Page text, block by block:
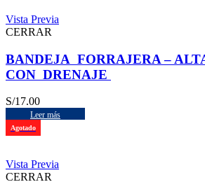
Vista Previa
CERRAR
BANDEJA FORRAJERA –
CON DRENAJE
S/17.00
Leer más
Agotado
Vista Previa
CERRAR